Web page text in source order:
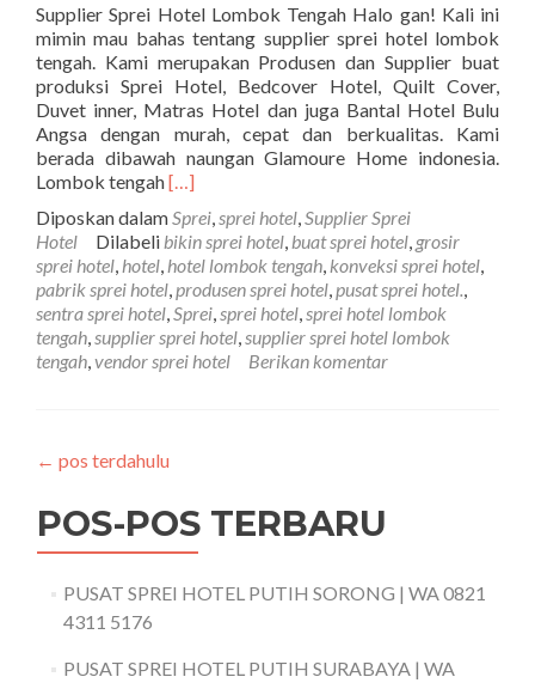
Supplier Sprei Hotel Lombok Tengah Halo gan! Kali ini
mimin mau bahas tentang supplier sprei hotel lombok
tengah. Kami merupakan Produsen dan Supplier buat
produksi Sprei Hotel, Bedcover Hotel, Quilt Cover,
Duvet inner, Matras Hotel dan juga Bantal Hotel Bulu
Angsa dengan murah, cepat dan berkualitas. Kami
berada dibawah naungan Glamoure Home indonesia.
Lombok tengahSelengkapnya tentangSUPPLIER SPREI
[…]
Diposkan dalam Sprei sprei hotel Supplier Sprei
Hotel
Dilabeli bikin sprei hotel buat sprei hotel grosir
sprei hotel hotel hotel lombok tengah konveksi sprei hotel
pabrik sprei hotel produsen sprei hotel pusat sprei hotel.
sentra sprei hotel Sprei sprei hotel sprei hotel lombok
tengah supplier sprei hotel supplier sprei hotel lombok
tengah vendor sprei hotel Berikan komentar
← pos terdahulu
POS-POS TERBARU
PUSAT SPREI HOTEL PUTIH SORONG | WA 0821
4311 5176
PUSAT SPREI HOTEL PUTIH SURABAYA | WA